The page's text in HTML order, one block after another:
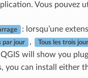
Vous pouvez
: lorsqu’une
par jour , Tous les trois
QGIS will show you
you can install either